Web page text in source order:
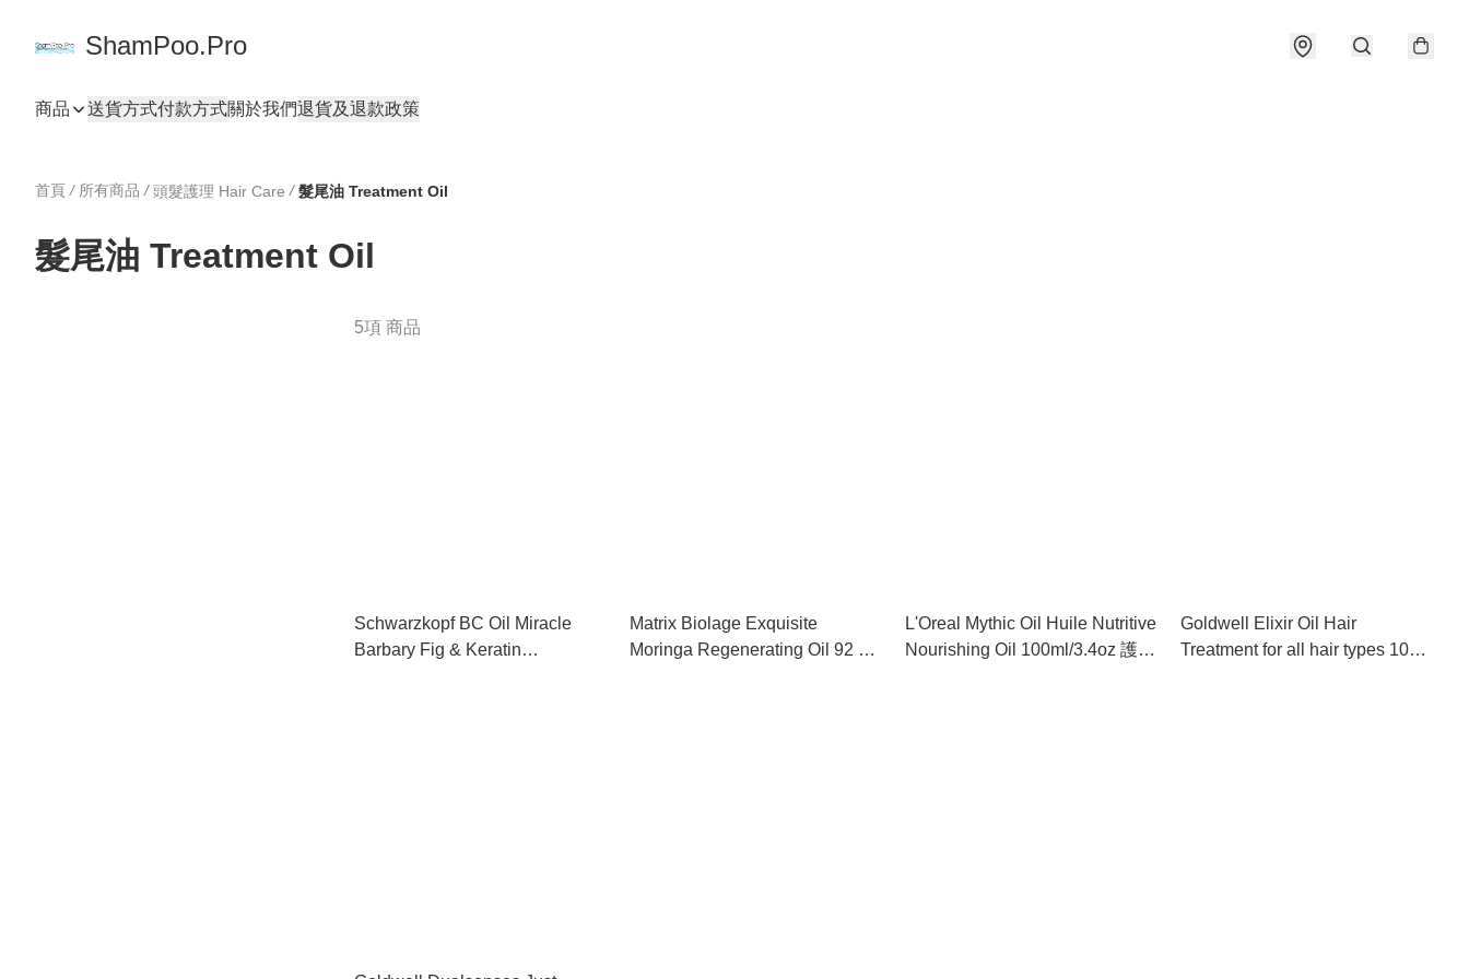
ShamPoo.Pro
商品 送貨方式付款方式關於我們退貨及退款政策
首頁 / 所有商品 / 頭髮護理 Hair Care / 髮尾油 Treatment Oil
髮尾油 Treatment Oil
5項 商品
Schwarzkopf BC Oil Miracle
Barbary Fig & Keratin
Matrix Biolage Exquisite
Moringa Regenerating Oil 92 ML
L'Oreal Mythic Oil Huile Nutritive
Nourishing Oil 100ml/3.4oz 護髮
Goldwell Elixir Oil Hair
Treatment for all hair types 100